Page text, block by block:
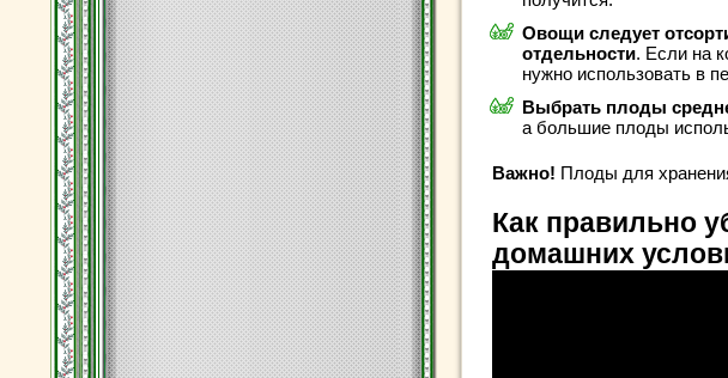
Овощи следует
отдельности. Если на
нужно использовать в
Выбрать плоды
а большие плоды
Важно! Плоды для
Как правильно
домашних